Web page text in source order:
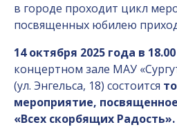
в городе проходит цикл
посвященных юбилею
14 октября 2025 года в
концертном зале МАУ
(ул. Энгельса, 18) состоится
мероприятие,
«Всех скорбящих Радость».